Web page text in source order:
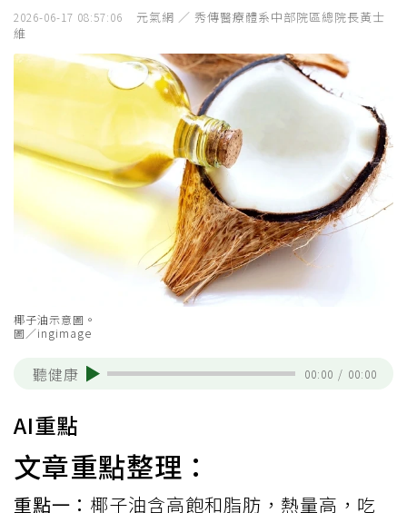
2026-06-17 08:57:06
元氣網 ／ 秀傳醫療體系中部院區總院長黃士
維
椰子油示意圖。
圖／ingimage
聽健康 00:00 / 00:00
AI重點
文章重點整理：
重點一： 椰子油含高飽和脂肪，熱量高，吃